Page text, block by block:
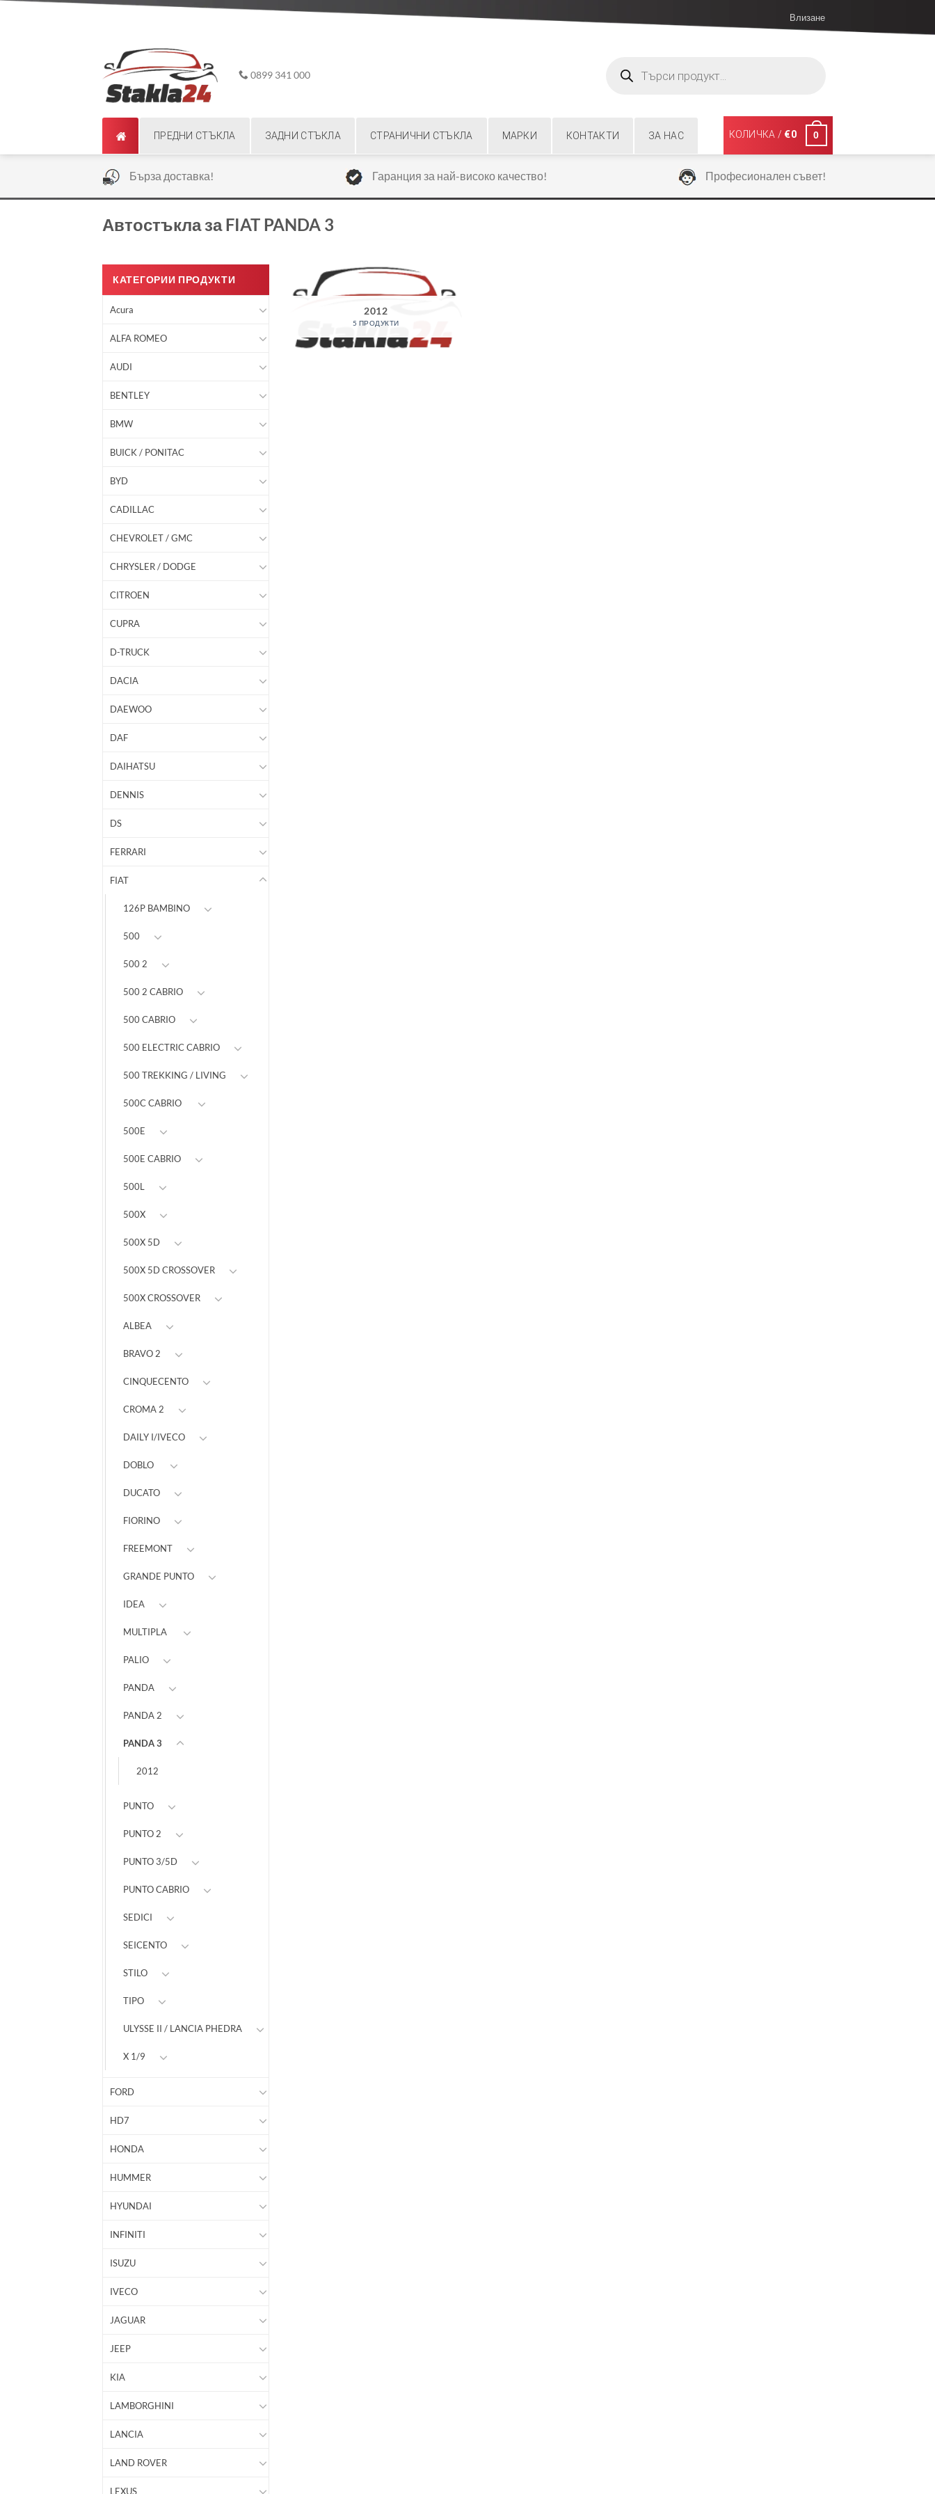
Влизане
0899 341 000
search
ПРЕДНИ СТЪКЛА ЗАДНИ СТЪКЛА СТРАНИЧНИ СТЪКЛА МАРКИ КОНТАКТИ ЗА НАС КОЛИЧКА / €0 0
Бърза доставка! Гаранция за най-високо качество! Професионален съвет!
Автостъкла за FIAT PANDA 3
КАТЕГОРИИ ПРОДУКТИ
Acura
ALFA ROMEO
AUDI
BENTLEY
BMW
BUICK / PONITAC
BYD
CADILLAC
CHEVROLET / GMC
CHRYSLER / DODGE
CITROEN
CUPRA
D-TRUCK
DACIA
DAEWOO
DAF
DAIHATSU
DENNIS
DS
FERRARI
FIAT
126P BAMBINO
500
500 2
500 2 CABRIO
500 CABRIO
500 ELECTRIC CABRIO
500 TREKKING / LIVING
500C CABRIO
500E
500E CABRIO
500L
500X
500X 5D
500X 5D CROSSOVER
500X CROSSOVER
ALBEA
BRAVO 2
CINQUECENTO
CROMA 2
DAILY I/IVECO
DOBLO
DUCATO
FIORINO
FREEMONT
GRANDE PUNTO
IDEA
MULTIPLA
PALIO
PANDA
PANDA 2
PANDA 3
2012
PUNTO
PUNTO 2
PUNTO 3/5D
PUNTO CABRIO
SEDICI
SEICENTO
STILO
TIPO
ULYSSE II / LANCIA PHEDRA
X 1/9
FORD
HD7
HONDA
HUMMER
HYUNDAI
INFINITI
ISUZU
IVECO
JAGUAR
JEEP
KIA
LAMBORGHINI
LANCIA
LAND ROVER
LEXUS
2012
5 ПРОДУКТИ